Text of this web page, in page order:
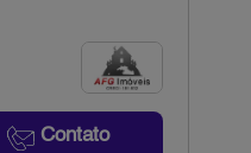
Contato